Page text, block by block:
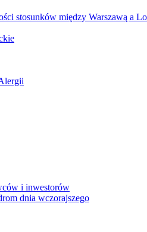
stosunków między Warszawą a
i inwestorów
dnia wczorajszego